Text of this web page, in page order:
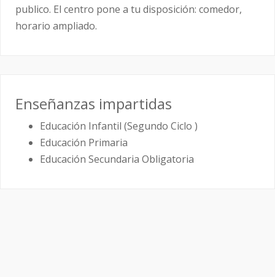
publico. El centro pone a tu disposición: comedor,
horario ampliado.
Enseñanzas impartidas
Educación Infantil (Segundo Ciclo )
Educación Primaria
Educación Secundaria Obligatoria